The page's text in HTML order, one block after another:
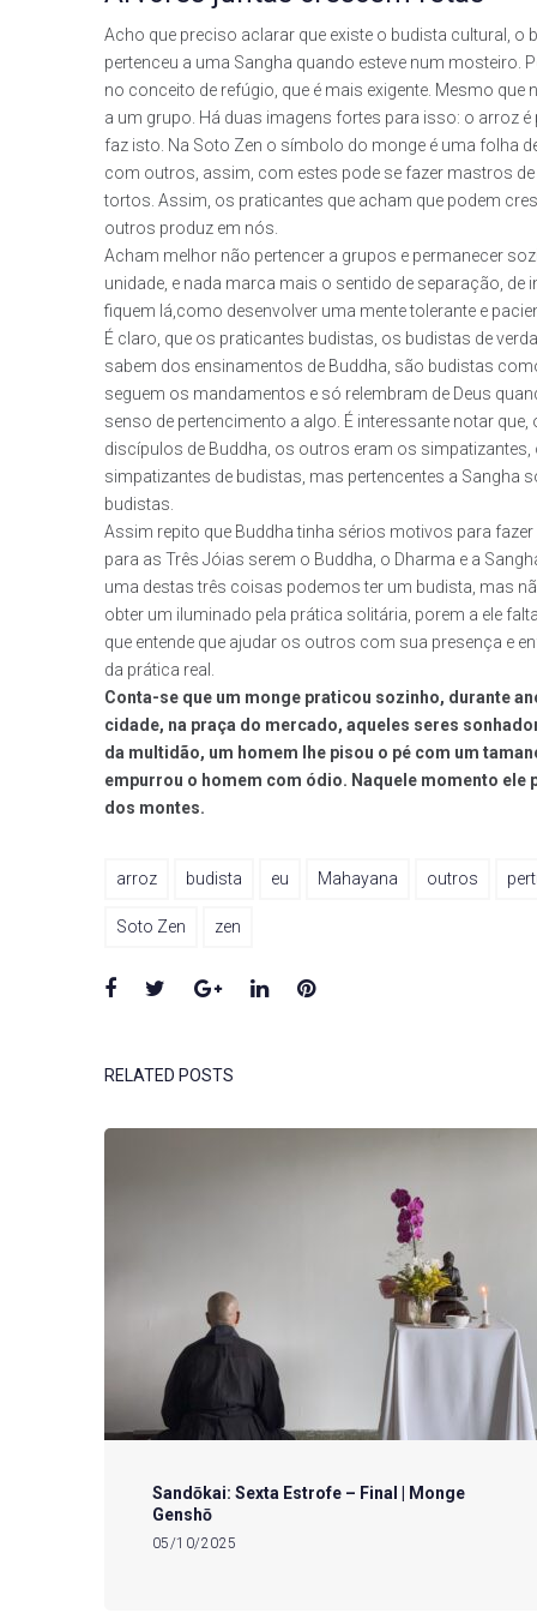
Acho que preciso aclarar que existe o budista cultural,
pertenceu a uma Sangha quando esteve num mosteiro.
no conceito de refúgio, que é mais exigente. Mesmo
a um grupo. Há duas imagens fortes para isso: o arroz
faz isto. Na Soto Zen o símbolo do monge é uma folha
com outros, assim, com estes pode se fazer mastros
tortos. Assim, os praticantes que acham que podem
outros produz em nós.
Acham melhor não pertencer a grupos e permanecer
unidade, e nada marca mais o sentido de separação, de
fiquem lá,como desenvolver uma mente tolerante e
É claro, que os praticantes budistas, os budistas de
sabem dos ensinamentos de Buddha, são budistas
seguem os mandamentos e só relembram de Deus
senso de pertencimento a algo. É interessante notar
discípulos de Buddha, os outros eram os
simpatizantes de budistas, mas pertencentes a Sangha
budistas.
Assim repito que Buddha tinha sérios motivos para
para as Três Jóias serem o Buddha, o Dharma e a
uma destas três coisas podemos ter um budista, mas
obter um iluminado pela prática solitária, porem a ele
que entende que ajudar os outros com sua presença e
da prática real.
Conta-se que um monge praticou sozinho, durante
cidade, na praça do mercado, aqueles seres
da multidão, um homem lhe pisou o pé com um
empurrou o homem com ódio. Naquele momento
dos montes.
arroz budista eu Mahayana outros
Soto Zen zen
Facebook
TwitterGoogle+LinkedInPinterest
RELATED POSTS
Sandōkai: Sexta Estrofe – Final | Monge
Genshō
05/10/2025